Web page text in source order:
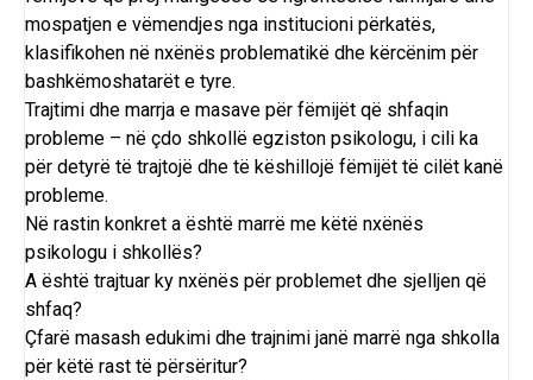
mospatjen e vëmendjes nga institucioni përkatës,
klasifikohen në nxënës problematikë dhe kërcënim për
bashkëmoshatarët e tyre.
Trajtimi dhe marrja e masave për fëmijët që shfaqin
probleme – në çdo shkollë egziston psikologu, i cili ka
për detyrë të trajtojë dhe të këshillojë fëmijët të cilët kanë
probleme.
Në rastin konkret a është marrë me këtë nxënës
psikologu i shkollës?
A është trajtuar ky nxënës për problemet dhe sjelljen që
shfaq?
Çfarë masash edukimi dhe trajnimi janë marrë nga shkolla
për këtë rast të përsëritur?